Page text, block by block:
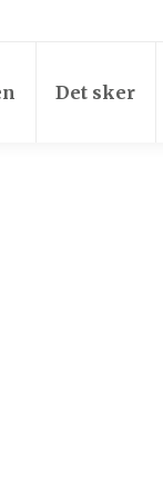
Det sker